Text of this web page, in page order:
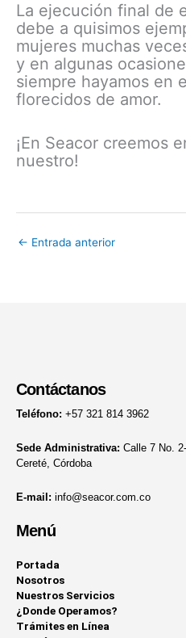
La ejecución final de
debe a quisimos
mujeres muchas
y en algunas
siempre hayamos en
florecidos de amor.
¡En Seacor creemos
nuestro!
← Entrada anterior
Contáctanos
Teléfono: +57 321 814 3962
Sede Administrativa: Calle 7 No.
Cereté, Córdoba
E-mail: info@seacor.com.co
Menú
Portada
Nosotros
Nuestros Servicios
¿Donde Operamos?
Trámites en Línea